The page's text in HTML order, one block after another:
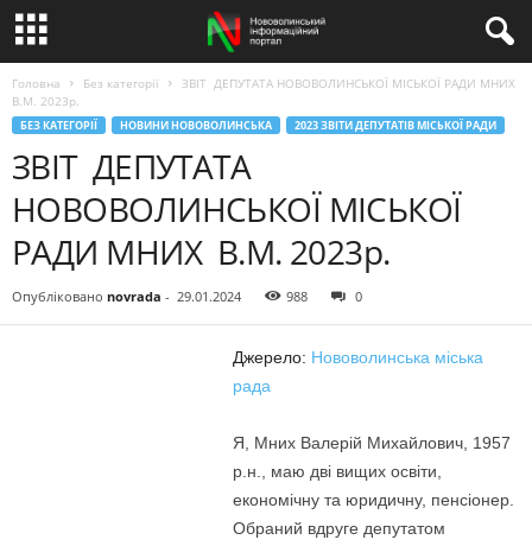
Головна Без категорії
ЗВІТ ДЕПУТАТА НОВОВОЛИНСЬКОЇ МІСЬКОЇ РАДИ МНИХ
В.М. 2023р.
БЕЗ КАТЕГОРІЇ НОВИНИ НОВОВОЛИНСЬКА 2023 ЗВІТИ ДЕПУТАТІВ МІСЬКОЇ РАДИ
ЗВІТ ДЕПУТАТА
НОВОВОЛИНСЬКОЇ МІСЬКОЇ
РАДИ МНИХ В.М. 2023р.
Опубліковано novrada - 29.01.2024 988 0
Джерело: Нововолинська міська
рада
Я, Мних Валерій Михайлович, 1957
р.н., маю дві вищих освіти,
економічну та юридичну, пенсіонер.
Обраний вдруге депутатом